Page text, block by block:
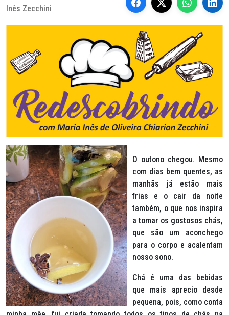
Inês Zecchini
O outono chegou. Mesmo
com dias bem quentes, as
manhãs já estão mais
frias e o cair da noite
também, o que nos inspira
a tomar os gostosos chás,
que são um aconchego
para o corpo e acalentam
nosso sono.
Chá é uma das bebidas
que mais aprecio desde
pequena, pois, como conta